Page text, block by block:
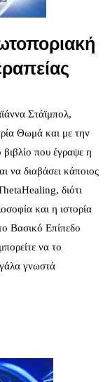
Στάϊμπολ,
Θωμά και με την
βιβλίο που έγραψε η
να διαβάσει κάποιος
διότι
και η ιστορία
Βασικό Επίπεδο
να το
γνωστά